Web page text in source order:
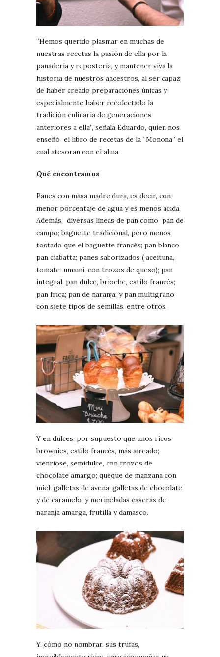
“Hemos querido plasmar en muchas de
nuestras recetas la pasión de ella por la
panadería y repostería, y mantener viva la
historia de nuestros ancestros, al ser capaz
de haber creado preparaciones únicas y
especialmente haber recolectado la
tradición culinaria de generaciones
anteriores a ella”, señala Eduardo, quien nos
enseñó el libro de recetas de la “Monona” el
cual atesoran con el alma.
Qué encontramos
Panes con masa madre dura, es decir, con
menor porcentaje de agua y es menos ácida.
Además, diversas líneas de pan como pan de
campo; baguette tradicional, pero menos
tostado que el baguette francés; pan blanco,
pan ciabatta; panes saborizados ( aceituna,
tomate-umami, con trozos de queso); pan
integral, pan dulce, brioche, estilo francés;
pan frica; pan de naranja; y pan multigrano
con siete tipos de semillas, entre otros.
Y en dulces, por supuesto que unos ricos
brownies, estilo francés, más aireado;
vienriose, semidulce, con trozos de
chocolate amargo; queque de manzana con
miel; galletas de avena; galletas de chocolate
y de caramelo; y mermeladas caseras de
naranja amarga, frutilla y damasco.
Y, cómo no nombrar, sus trufas,